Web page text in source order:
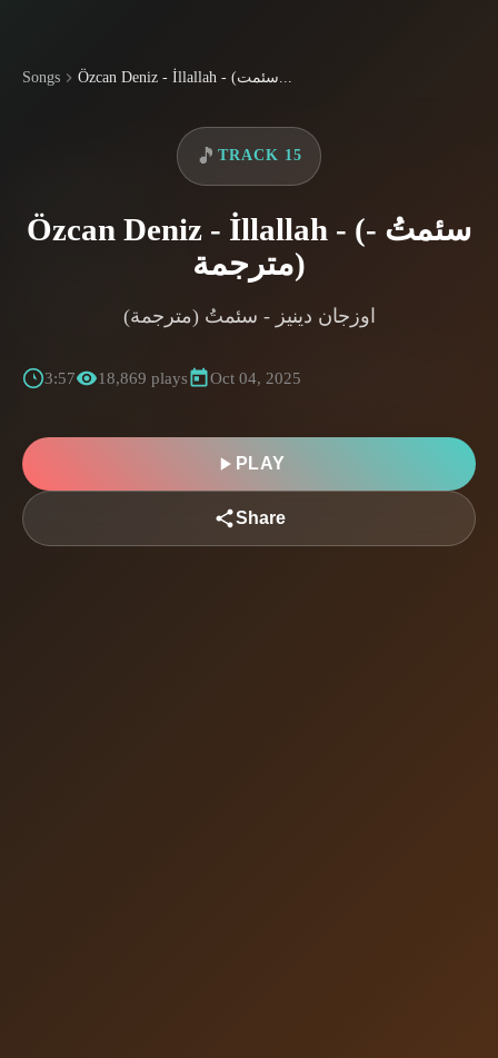
Songs
🎵 TRACK 15
Özcan Deniz - İllallah - (سئمتُ -
مترجمة)
اوزجان دينيز - سئمتُ (مترجمة)
3:57 18,869 plays Oct 04, 2025
PLAY
Share